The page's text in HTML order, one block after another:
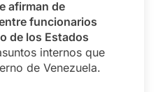
afirman de
funcionarios
de los Estados
internos que
de Venezuela.